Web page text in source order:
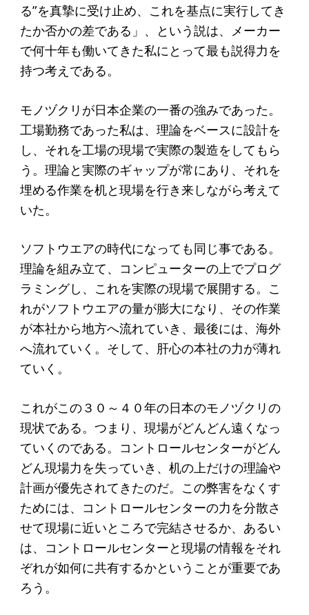
る”を真摯に受け止め、これを基点に実行してき
たか否かの差である」、という説は、メーカー
で何十年も働いてきた私にとって最も説得力を
持つ考えである。
モノヅクリが日本企業の一番の強みであった。
工場勤務であった私は、理論をベースに設計を
し、それを工場の現場で実際の製造をしてもら
う。理論と実際のギャップが常にあり、それを
埋める作業を机と現場を行き来しながら考えて
いた。
ソフトウエアの時代になっても同じ事である。
理論を組み立て、コンピューターの上でプログ
ラミングし、これを実際の現場で展開する。こ
れがソフトウエアの量が膨大になり、その作業
が本社から地方へ流れていき、最後には、海外
へ流れていく。そして、肝心の本社の力が薄れ
ていく。
これがこの３０～４０年の日本のモノヅクリの
現状である。つまり、現場がどんどん遠くなっ
ていくのである。コントロールセンターがどん
どん現場力を失っていき、机の上だけの理論や
計画が優先されてきたのだ。この弊害をなくす
ためには、コントロールセンターの力を分散さ
せて現場に近いところで完結させるか、あるい
は、コントロールセンターと現場の情報をそれ
ぞれが如何に共有するかということが重要であ
ろう。